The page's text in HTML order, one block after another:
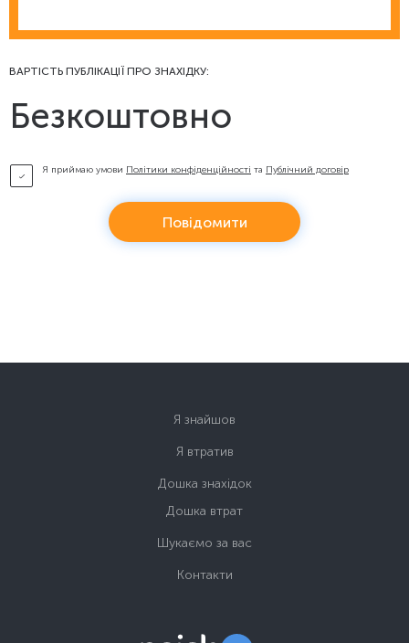
ВАРТІСТЬ ПУБЛІКАЦІЇ ПРО ЗНАХІДКУ:
Безкоштовно
Я приймаю умови Політики конфіденційності та Публічний договір
Повідомити
Я знайшов
Я втратив
Дошка знахідок
Дошка втрат
Шукаємо за вас
Контакти